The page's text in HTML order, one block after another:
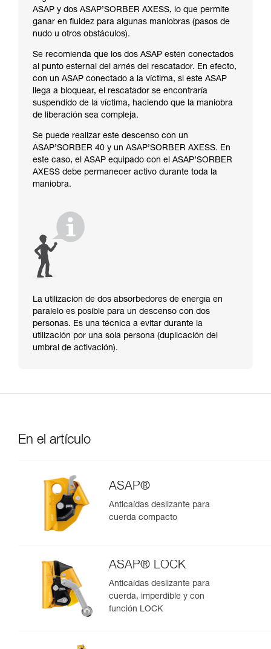
ASAP y dos ASAP’SORBER AXESS, lo que permite
ganar en fluidez para algunas maniobras (pasos de
nudo u otros obstáculos).
Se recomienda que los dos ASAP estén conectados
al punto esternal del arnés del rescatador. En efecto,
con un ASAP conectado a la víctima, si este ASAP
llega a bloquear, el rescatador se encontraría
suspendido de la víctima, haciendo que la maniobra
de liberación sea compleja.
Se puede realizar este descenso con un
ASAP’SORBER 40 y un ASAP’SORBER AXESS. En
este caso, el ASAP equipado con el ASAP’SORBER
AXESS debe permanecer activo durante toda la
maniobra.
La utilización de dos absorbedores de energía en
paralelo es posible para un descenso con dos
personas. Es una técnica a evitar durante la
utilización por una sola persona (duplicación del
umbral de activación).
En el artículo
ASAP®
Anticaídas deslizante para
cuerda compacto
ASAP® LOCK
Anticaídas deslizante para
cuerda, imperdible y con
función LOCK